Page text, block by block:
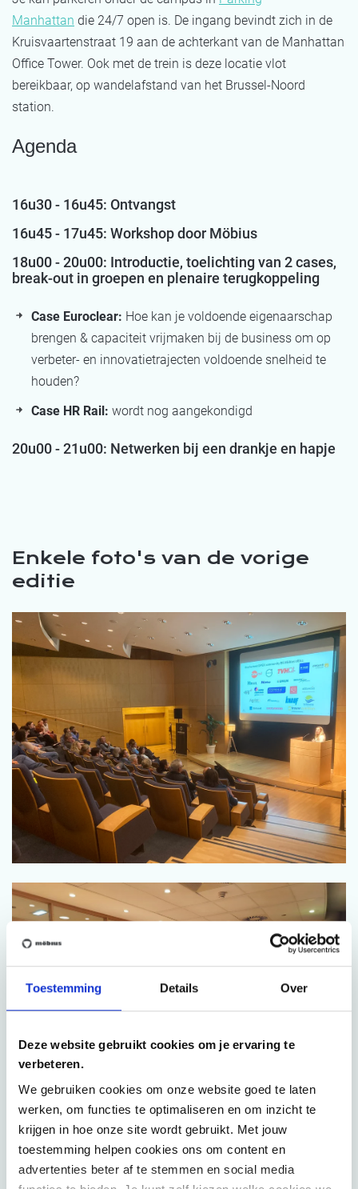
Toestemming Details Over
Deze website gebruikt cookies om je ervaring te
verbeteren.
We gebruiken cookies om onze website goed te laten
werken, om functies te optimaliseren en om inzicht te
krijgen in hoe onze site wordt gebruikt. Met jouw
toestemming helpen cookies ons om content en
advertenties beter af te stemmen en social media
Manhattan die 24/7 open is. De ingang bevindt zich in de
Kruisvaartenstraat 19 aan de achterkant van de Manhattan
Office Tower. Ook met de trein is deze locatie vlot
bereikbaar, op wandelafstand van het Brussel-Noord
station.
Agenda
16u30 - 16u45: Ontvangst
16u45 - 17u45: Workshop door Möbius
18u00 - 20u00: Introductie, toelichting van 2 cases,
break-out in groepen en plenaire terugkoppeling
Case Euroclear: Hoe kan je voldoende eigenaarschap
brengen & capaciteit vrijmaken bij de business om op
verbeter- en innovatietrajecten voldoende snelheid te
houden?
Case HR Rail: wordt nog aangekondigd
20u00 - 21u00: Netwerken bij een drankje en hapje
Enkele foto's van de vorige
editie